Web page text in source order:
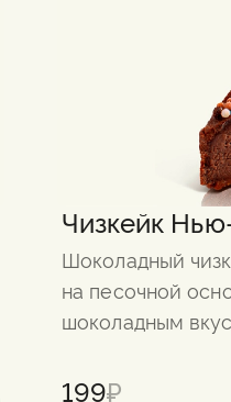
Чизкейк
Шоколадный
на песочной
шоколадным
199₽